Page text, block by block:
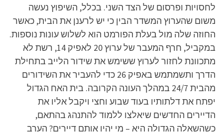
לחסויות ופרסום של הצד השני. בכלל, השיפוץ נעשה
משום שהערוץ המשדר הבין כי יש לרענן את הבית, כאשר
החוזה שלה מול בעלת הפורמט הוא לשלוש עונות נוספות.
במקביל, חרף המעבר של ערוץ 20 לאפיק 14, רשת לא
מתכוונת לחזור לערוץ ששימש את שידור הלייב בתחילת
הדרך ותשמתמש באפיק 26 כדי להעביר את השידורים
מהבית 24/7 במהלך העונה הקרובה. בית האח הגדול
יפתח את דלתותיו בעוד שבוע וחצי ויקבל אליו את
הדיירים החדשים שיאלצו ללמוד להתנהג בהתאם,
כשהשאלה הגדולה היא – מי יהיו אותם דיירים? הערב